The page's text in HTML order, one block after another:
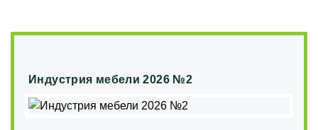
Индустрия мебели 2026 №2